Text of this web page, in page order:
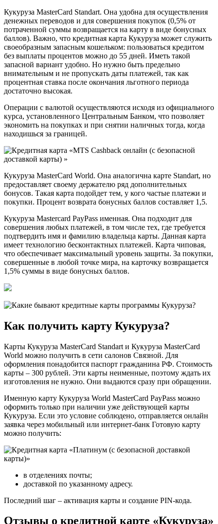
Кукуруза MasterCard Standart. Она удобна для осуществления
денежных переводов и для совершения покупок (0,5% от
потраченной суммы возвращается на карту в виде бонусных
баллов). Важно, что кредитная карта Кукуруза может служить
своеобразным запасным кошельком: пользоваться кредитом
без выплаты процентов можно до 55 дней. Иметь такой
запасной вариант удобно. Но нужно быть предельно
внимательным и не пропускать даты платежей, так как
процентная ставка после окончания льготного периода
достаточно высокая.
Операции с валютой осуществляются исходя из официального
курса, установленного Центральным Банком, что позволяет
экономить на покупках и при снятии наличных тогда, когда
находишься за границей.
Кукуруза MasterCard World. Она аналогична карте Standart, но
предоставляет своему держателю ряд дополнительных
бонусов. Такая карта подойдет тем, у кого частые платежи и
покупки. Процент возврата бонусных баллов составляет 1,5.
Кукуруза Masterсard PayPass именная. Она подходит для
совершения любых платежей, в том числе тех, где требуется
подтвердить имя и фамилию владельца карты. Данная карта
имеет технологию бесконтактных платежей. Карта чиповая,
что обеспечивает максимальный уровень защиты. За покупки,
совершенные в любой точке мира, на карточку возвращается
1,5% суммы в виде бонусных баллов.
Как получить карту Кукуруза?
Карты Кукуруза MasterCard Standart и Кукуруза MasterCard
World можно получить в сети салонов Связной. Для
оформления понадобится паспорт гражданина РФ. Стоимость
карты – 300 рублей. Эти карты неименные, поэтому ждать их
изготовления не нужно. Они выдаются сразу при обращении.
Именную карту Кукуруза World MasterCard PayPass можно
оформить только при наличии уже действующей карты
Кукуруза. Если это условие соблюдено, отправляется онлайн
заявка через мобильный или интернет-банк Готовую карту
можно получить:
в отделениях почты;
доставкой по указанному адресу.
Последний шаг – активация карты и создание PIN-кода.
Отзывы о кредитной карте «Кукуруза»